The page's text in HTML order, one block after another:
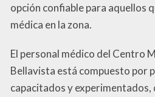
opción confiable para aquellos
médica en la zona.
El personal médico del Centro
Bellavista está compuesto por
capacitados y experimentados,